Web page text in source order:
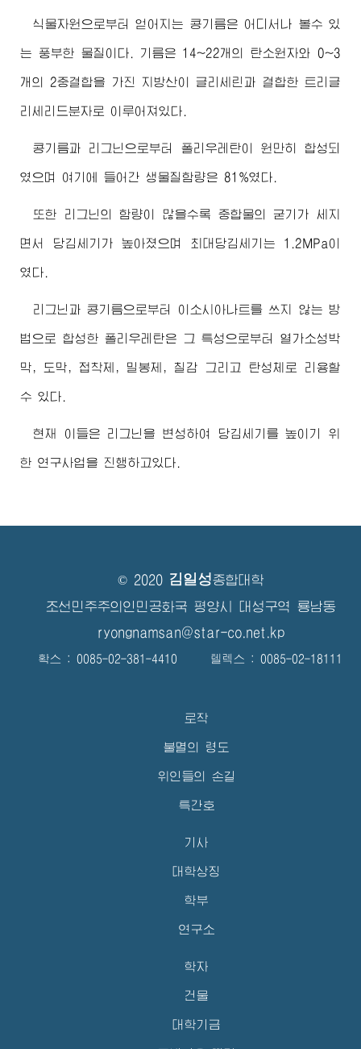
식물자원으로부터 얻어지는 콩기름은 어디서나 볼수 있
는 풍부한 물질이다. 기름은 14~22개의 탄소원자와 0~3
개의 2중결합을 가진 지방산이 글리세린과 결합한 트리글
리세리드분자로 이루어져있다.
콩기름과 리그닌으로부터 폴리우레탄이 원만히 합성되
였으며 여기에 들어간 생물질함량은 81%였다.
또한 리그닌의 함량이 많을수록 중합물의 굳기가 세지
면서 당김세기가 높아졌으며 최대당김세기는 1.2MPa이
였다.
리그닌과 콩기름으로부터 이소시아나트를 쓰지 않는 방
법으로 합성한 폴리우레탄은 그 특성으로부터 열가소성박
막, 도막, 접착제, 밀봉제, 칠감 그리고 탄성체로 리용할
수 있다.
현재 이들은 리그닌을 변성하여 당김세기를 높이기 위
한 연구사업을 진행하고있다.
© 2020 김일성종합대학
조선민주주의인민공화국 평양시 대성구역 룡남동
ryongnamsan@star-co.net.kp
확스 : 0085-02-381-4410 텔렉스 : 0085-02-18111
로작
불멸의 령도
위인들의 손길
특간호
기사
대학상징
학부
연구소
학자
건물
대학기금